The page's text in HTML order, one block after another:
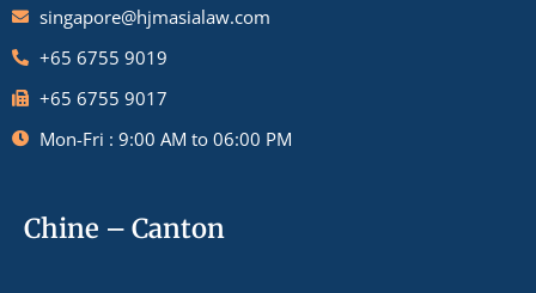
singapore@hjmasialaw.com
+65 6755 9019
+65 6755 9017
Mon-Fri : 9:00 AM to 06:00 PM
Chine – Canton